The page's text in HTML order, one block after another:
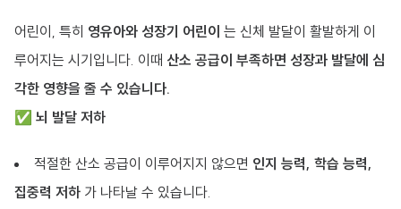
어린이, 특히 영유아와 성장기 어린이 는 신체 발달이 활발하게 이
루어지는 시기입니다. 이때 산소 공급이 부족하면 성장과 발달에 심
각한 영향을 줄 수 있습니다.
✅ 뇌 발달 저하
적절한 산소 공급이 이루어지지 않으면 인지 능력, 학습 능력,
집중력 저하 가 나타날 수 있습니다.